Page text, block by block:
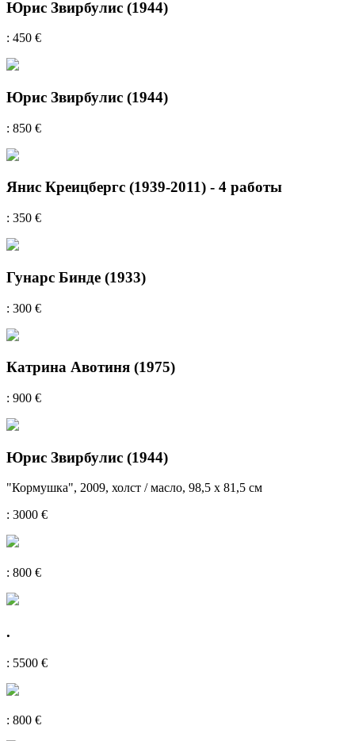
Юрис Звирбулис (1944)
: 450 €
Юрис Звирбулис (1944)
: 850 €
Янис Креицбергс (1939-2011) - 4 работы
: 350 €
Гунарс Бинде (1933)
: 300 €
Катрина Авотиня (1975)
: 900 €
Юрис Звирбулис (1944)
"Кормушка", 2009, холст / масло, 98,5 х 81,5 см
: 3000 €
: 800 €
.
: 5500 €
: 800 €